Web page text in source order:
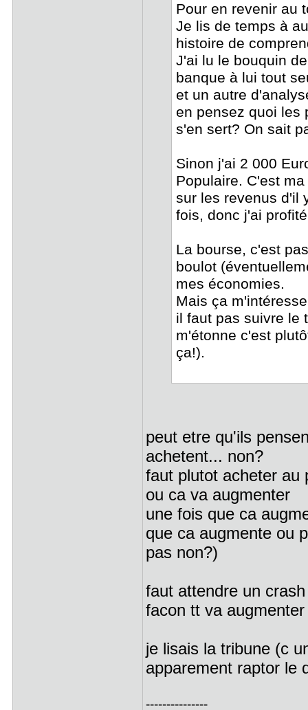
Pour en revenir
Je lis de temps à
histoire de
J'ai lu le bouquin
banque à lui tout
et un autre
en pensez quoi les
s'en sert? On sait
Sinon j'ai 2 000
Populaire. C'est
sur les revenus d'il
fois, donc j'ai
La bourse, c'est
boulot
mes économies.
Mais ça
il faut pas suivre le
m'étonne c'est
ça!).
peut etre qu'ils
achetent... non?
faut plutot acheter au
ou ca va augmenter
une fois que ca
que ca augmente ou
pas non?)
faut attendre un
facon tt va augmenter
je lisais la tribune (c
apparement raptor le
---------------